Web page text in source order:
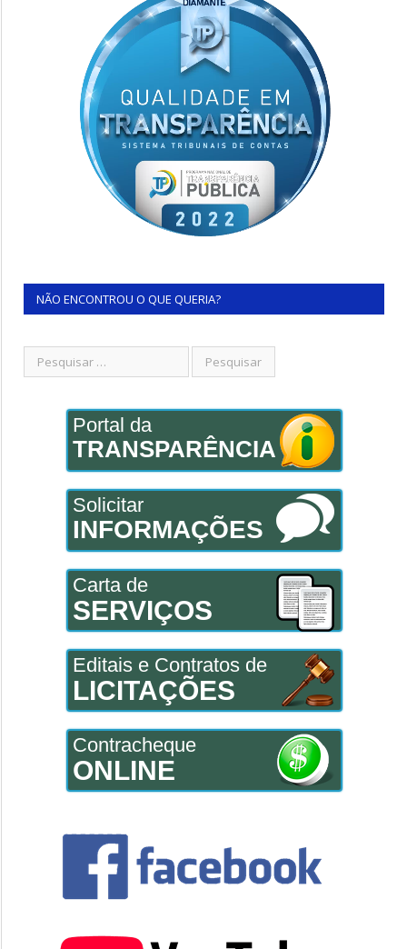
NÃO ENCONTROU O QUE QUERIA?
Portal da
TRANSPARÊNCIA
Solicitar
INFORMAÇÕES
Carta de
SERVIÇOS
Editais e Contratos de
LICITAÇÕES
Contracheque
ONLINE